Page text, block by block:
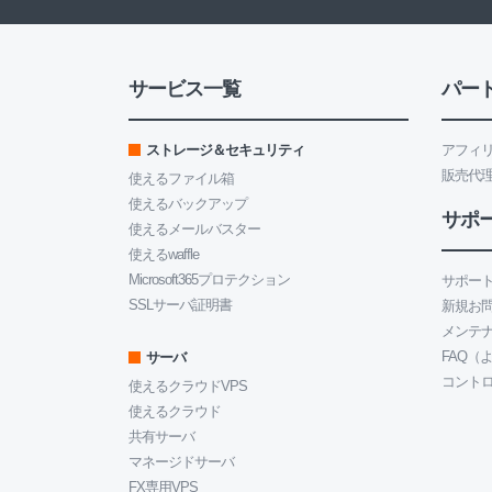
サービス一覧
ストレージ＆セキュリティ
使えるファイル箱
使えるバックアップ
使えるメールバスター
使えるwaffle
Microsoft365プロテクション
SSLサーバ証明書
サーバ
使えるクラウドVPS
使えるクラウド
共有サーバ
マネージドサーバ
FX専用VPS
パー
アフィ
販売代
サポ
サポー
新規お
メンテ
FAQ（
コント